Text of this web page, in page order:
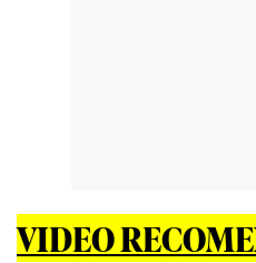
VIDEO